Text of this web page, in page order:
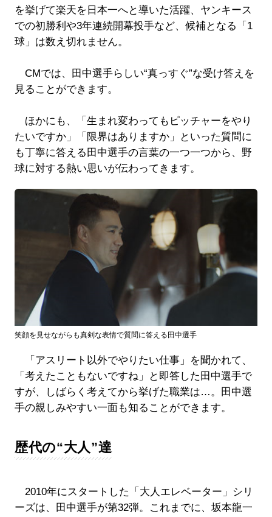
を挙げて楽天を日本一へと導いた活躍、ヤンキース
での初勝利や3年連続開幕投手など、候補となる「1
球」は数え切れません。
CMでは、田中選手らしい“真っすぐ”な受け答えを
見ることができます。
ほかにも、「生まれ変わってもピッチャーをやり
たいですか」「限界はありますか」といった質問に
も丁寧に答える田中選手の言葉の一つ一つから、野
球に対する熱い思いが伝わってきます。
笑顔を見せながらも真剣な表情で質問に答える田中選手
「アスリート以外でやりたい仕事」を聞かれて、
「考えたこともないですね」と即答した田中選手で
すが、しばらく考えてから挙げた職業は…。田中選
手の親しみやすい一面も知ることができます。
歴代の“大人”達
2010年にスタートした「大人エレベーター」シリ
ーズは、田中選手が第32弾。これまでに、坂本龍一